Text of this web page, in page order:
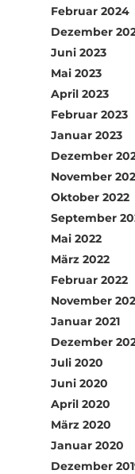
Februar 2024
Dezember
Juni 2023
Mai 2023
April 2023
Februar 2023
Januar 2023
Dezember
November
Oktober 2022
September
Mai 2022
März 2022
Februar 2022
November
Januar 2021
Dezember
Juli 2020
Juni 2020
April 2020
März 2020
Januar 2020
Dezember